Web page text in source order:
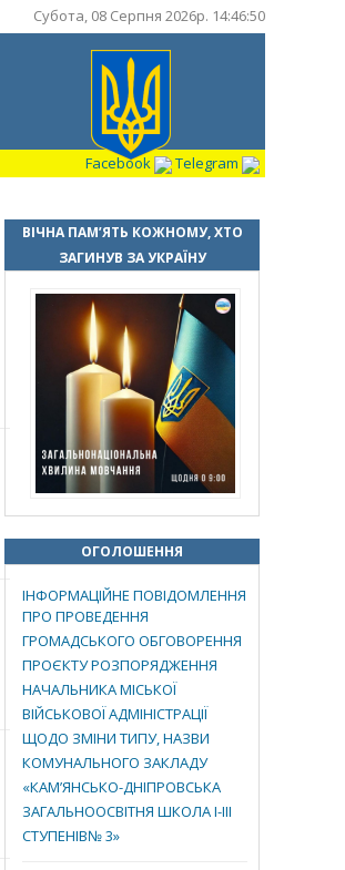
Субота, 08 Серпня 2026р. 14:46:51
Facebook
Telegram
ВІЧНА ПАМ’ЯТЬ КОЖНОМУ, ХТО
ЗАГИНУВ ЗА УКРАЇНУ
ОГОЛОШЕННЯ
ІНФОРМАЦІЙНЕ ПОВІДОМЛЕННЯ
ПРО ПРОВЕДЕННЯ
ГРОМАДСЬКОГО ОБГОВОРЕННЯ
ПРОЄКТУ РОЗПОРЯДЖЕННЯ
НАЧАЛЬНИКА МІСЬКОЇ
ВІЙСЬКОВОЇ АДМІНІСТРАЦІЇ
ЩОДО ЗМІНИ ТИПУ, НАЗВИ
КОМУНАЛЬНОГО ЗАКЛАДУ
«КАМ’ЯНСЬКО-ДНІПРОВСЬКА
ЗАГАЛЬНООСВІТНЯ ШКОЛА І-ІІІ
СТУПЕНІВ№ 3»